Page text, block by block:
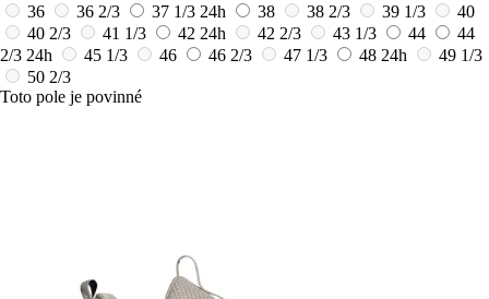
36
36 2/3 37 1/3 24h 38 38 2/3 39 1/3
40
40 2/3
41 1/3 42 24h 42 2/3 43 1/3 44
44
2/3 24h 45 1/3 46 46 2/3 47 1/3 48 24h
49 1/3
50 2/3
Toto pole je povinné